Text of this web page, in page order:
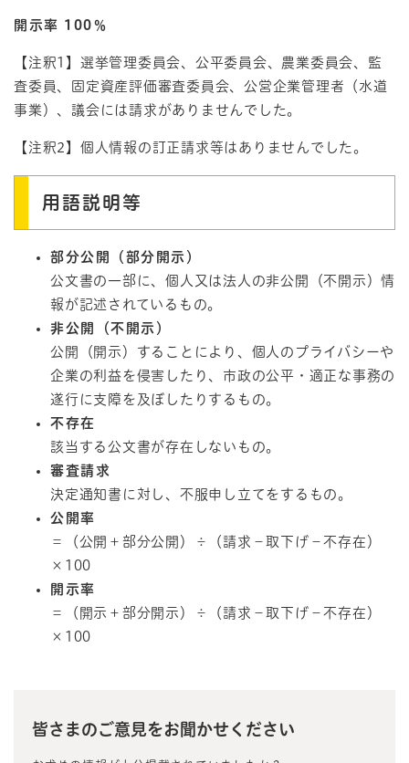
開示率 100％
【注釈1】選挙管理委員会、公平委員会、農業委員会、監
査委員、固定資産評価審査委員会、公営企業管理者（水道
事業）、議会には請求がありませんでした。
【注釈2】個人情報の訂正請求等はありませんでした。
用語説明等
部分公開（部分開示）
公文書の一部に、個人又は法人の非公開（不開示）情
報が記述されているもの。
非公開（不開示）
公開（開示）することにより、個人のプライバシーや
企業の利益を侵害したり、市政の公平・適正な事務の
遂行に支障を及ぼしたりするもの。
不存在
該当する公文書が存在しないもの。
審査請求
決定通知書に対し、不服申し立てをするもの。
公開率
＝（公開＋部分公開）÷（請求－取下げ－不存在）
×100
開示率
＝（開示＋部分開示）÷（請求－取下げ－不存在）
×100
皆さまのご意見をお聞かせください